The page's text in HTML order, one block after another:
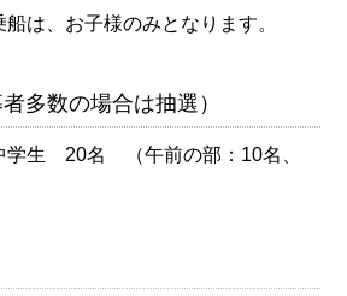
、お子様のみとなります。
多数の場合は抽選）
学生 20名 （午前の部：10名、